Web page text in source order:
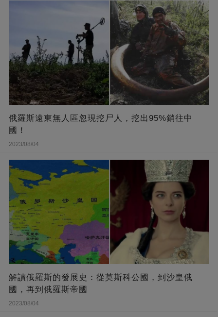
俄羅斯遠東無人區忽現挖尸人，挖出95%銷往中
國！
2023/08/04
解讀俄羅斯的發展史：從莫斯科公國，到沙皇俄
國，再到俄羅斯帝國
2023/08/04